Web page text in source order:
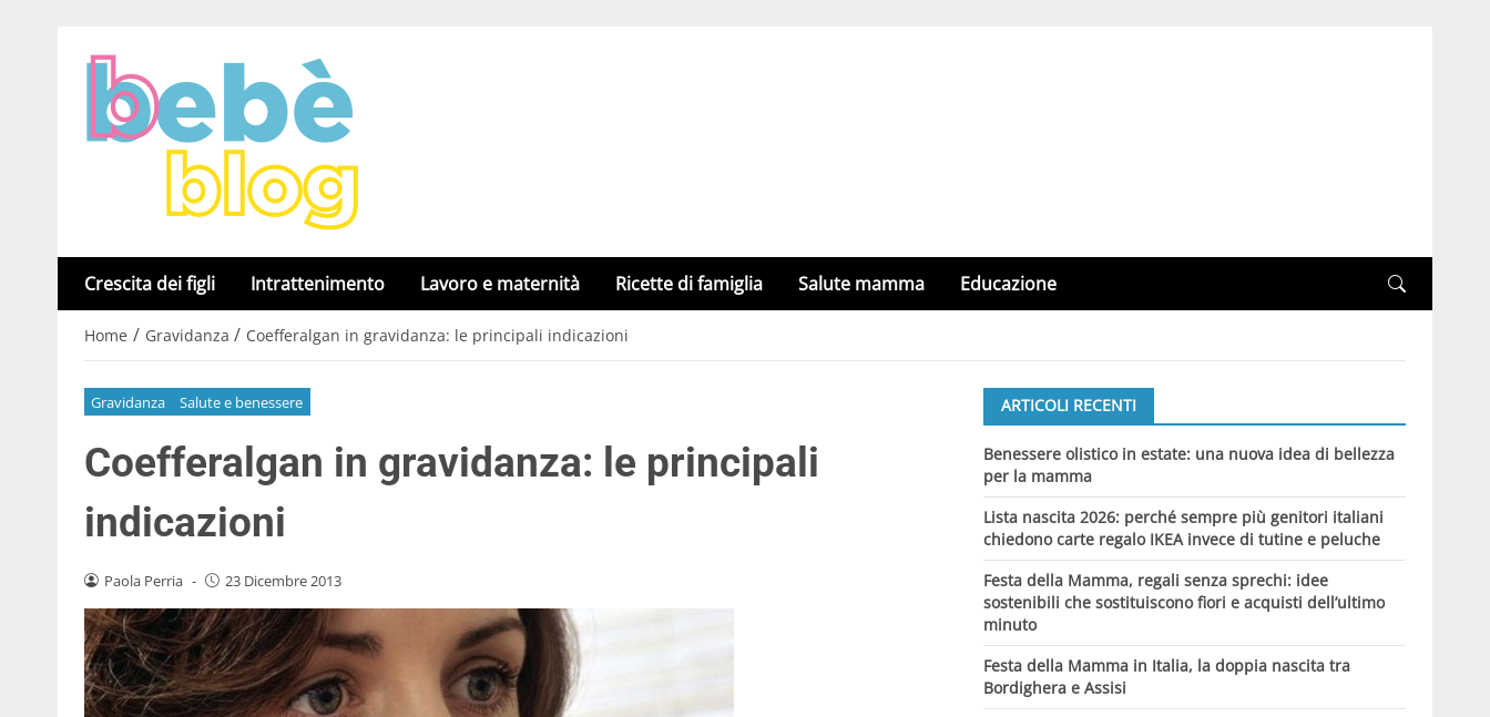
Crescita dei figli Intrattenimento Lavoro e maternità Ricette di famiglia Salute mamma Educazione
Home / Gravidanza / Coefferalgan in gravidanza: le principali indicazioni
Gravidanza Salute e benessere
Coefferalgan in gravidanza: le principali
indicazioni
Paola Perria - 23 Dicembre 2013
ARTICOLI RECENTI
Benessere olistico in estate: una nuova idea di bellezza
per la mamma
Lista nascita 2026: perché sempre più genitori italiani
chiedono carte regalo IKEA invece di tutine e peluche
Festa della Mamma, regali senza sprechi: idee
sostenibili che sostituiscono fiori e acquisti dell’ultimo
minuto
Festa della Mamma in Italia, la doppia nascita tra
Bordighera e Assisi